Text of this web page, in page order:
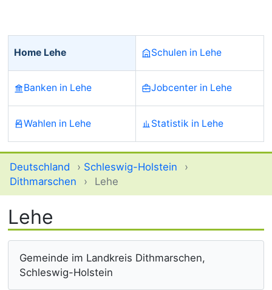
Home Lehe Schulen in Lehe
Banken in Lehe Jobcenter in Lehe
Wahlen in Lehe Statistik in Lehe
Deutschland › Schleswig-Holstein
›
Dithmarschen
› Lehe
Lehe
Gemeinde im Landkreis Dithmarschen,
Schleswig-Holstein